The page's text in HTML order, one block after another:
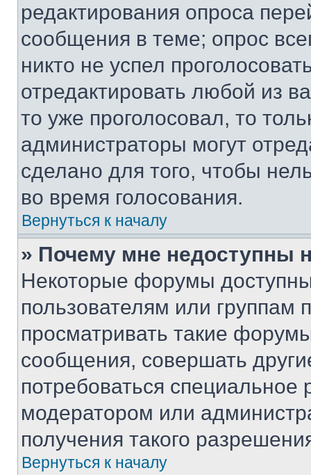
редактирования опроса
сообщения в теме; опрос
никто не успел
отредактировать любой из
то уже проголосовал, то
администраторы могут
сделано для того, чтобы
во время голосования.
Вернуться к началу
» Почему мне недоступны
Некоторые форумы
пользователям или группам
просматривать такие
сообщения, совершать
потребоваться
модератором или
получения такого
Вернуться к началу